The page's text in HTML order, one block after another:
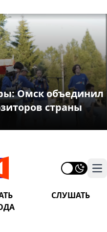
Омск объединил
страны
СЛУШАТЬ